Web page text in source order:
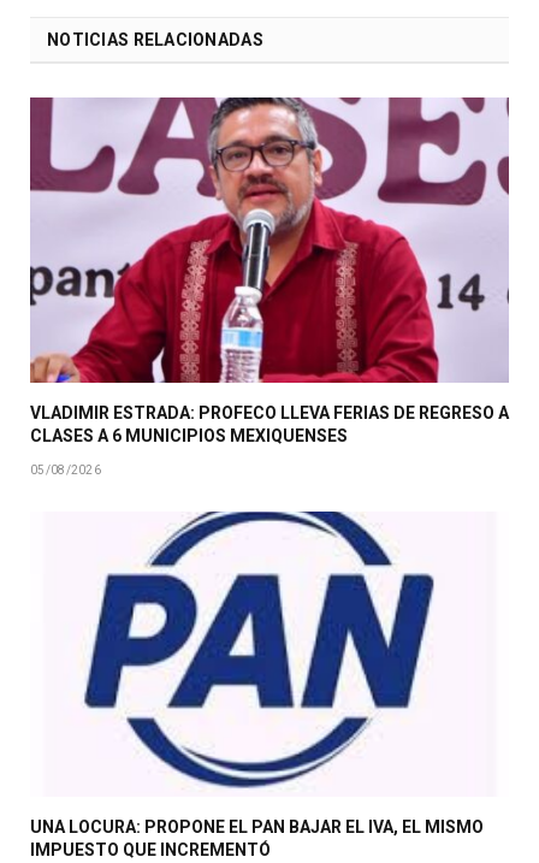
NOTICIAS RELACIONADAS
VLADIMIR ESTRADA: PROFECO LLEVA FERIAS DE REGRESO A
CLASES A 6 MUNICIPIOS MEXIQUENSES
05/08/2026
UNA LOCURA: PROPONE EL PAN BAJAR EL IVA, EL MISMO
IMPUESTO QUE INCREMENTÓ